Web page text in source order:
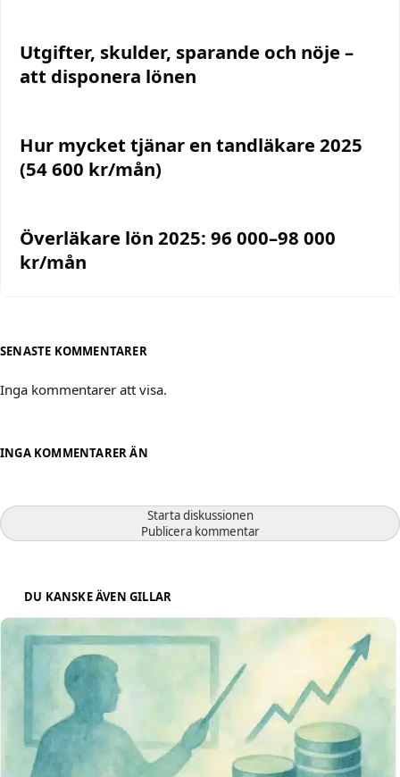
Utgifter, skulder, sparande och nöje –
att disponera lönen
Hur mycket tjänar en tandläkare 2025
(54 600 kr/mån)
Överläkare lön 2025: 96 000–98 000
kr/mån
SENASTE KOMMENTARER
Inga kommentarer att visa.
INGA KOMMENTARER ÄN
Starta diskussionen
Publicera kommentar
DU KANSKE ÄVEN GILLAR